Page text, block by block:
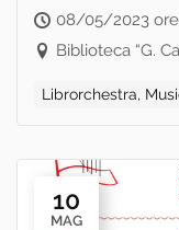
08/05/2023 ore
Biblioteca “G.
Librorchestra,
10
MAG